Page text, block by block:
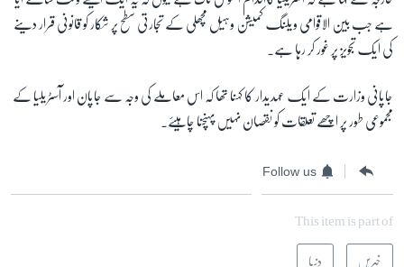
زبان
ہے جب بین الاقوامی ویلنگ کمیشن وہیل مچھلی کے تجارتی سطح پر شکار کو قانونی قرار دینے
کی ایک تجویز پر غور کر رہا ہے۔
جاپانی وزارت کے ایک عہدیدار کا کہنا تھا کہ اس معاملے کی وجہ سے جاپان اور آسٹریلیا کے
مجموعی طور پر اچھے تعلقات کو نقصان نہیں پہنچنا چاہیئے۔
Follow us
This item is part of
خبریں دنیا